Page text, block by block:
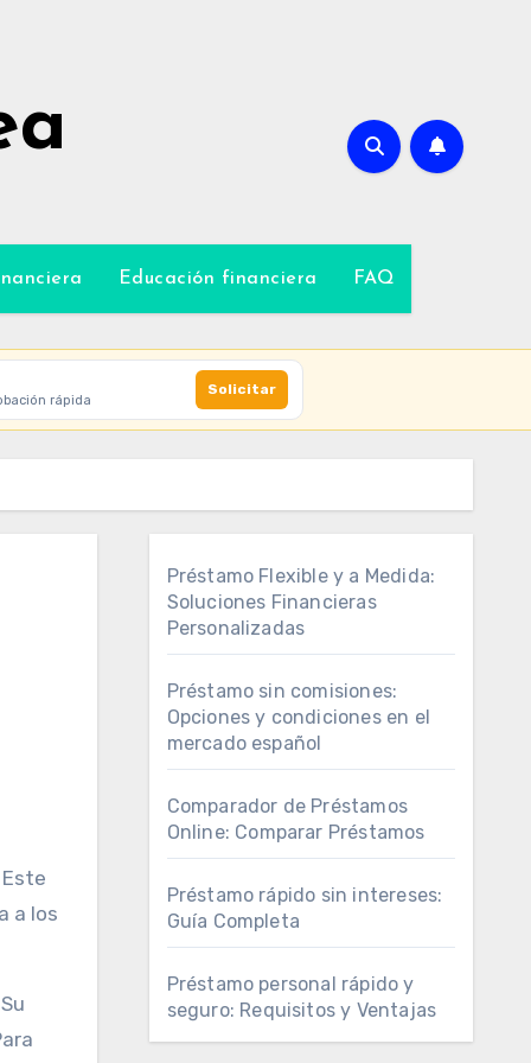
Educación financiera FAQ
rápida
Solicitar
a los
Préstamo Flexible y a Medida:
Soluciones Financieras
Personalizadas
Préstamo sin comisiones:
Opciones y condiciones en el
mercado español
Comparador de Préstamos
Online: Comparar Préstamos
Préstamo rápido sin intereses:
Guía Completa
Préstamo personal rápido y
seguro: Requisitos y Ventajas